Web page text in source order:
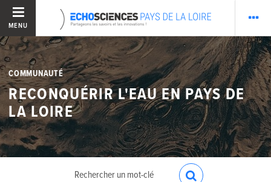
MENU
COMMUNAUTÉ
RECONQUÉRIR L'EAU EN PAYS DE
LA LOIRE